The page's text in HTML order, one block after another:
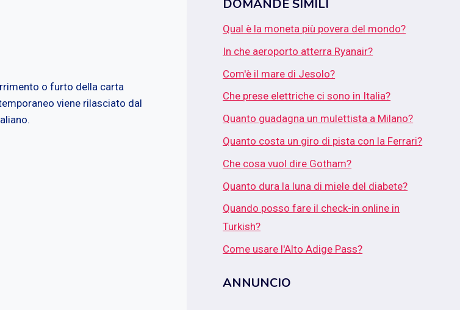
o furto della carta
viene rilasciato dal
DOMANDE SIMILI
Qual è la moneta più povera del mondo?
In che aeroporto atterra Ryanair?
Com'è il mare di Jesolo?
Che prese elettriche ci sono in Italia?
Quanto guadagna un mulettista a Milano?
Quanto costa un giro di pista con la Ferrari?
Che cosa vuol dire Gotham?
Quanto dura la luna di miele del diabete?
Quando posso fare il check-in online in
Turkish?
Come usare l'Alto Adige Pass?
ANNUNCIO